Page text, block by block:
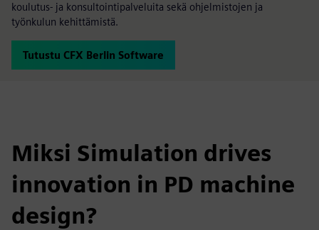
koulutus- ja konsultointipalveluita sekä ohjelmistojen ja
työnkulun kehittämistä.
Tutustu CFX Berlin Software
Miksi Simulation drives
innovation in PD machine
design?